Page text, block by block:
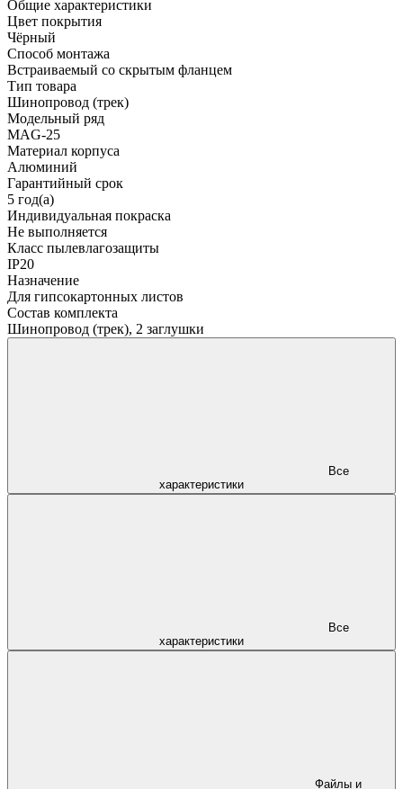
Общие характеристики
Цвет покрытия
Чёрный
Способ монтажа
Встраиваемый со скрытым фланцем
Тип товара
Шинопровод (трек)
Модельный ряд
MAG-25
Материал корпуса
Алюминий
Гарантийный срок
5 год(а)
Индивидуальная покраска
Не выполняется
Класс пылевлагозащиты
IP20
Назначение
Для гипсокартонных листов
Состав комплекта
Шинопровод (трек), 2 заглушки
характеристики
характеристики